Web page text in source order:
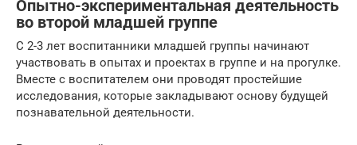
Опытно-экспериментальная деятельность
во второй младшей группе
С 2-3 лет воспитанники младшей группы начинают
участвовать в опытах и проектах в группе и на прогулке.
Вместе с воспитателем они проводят простейшие
исследования, которые закладывают основу будущей
познавательной деятельности.